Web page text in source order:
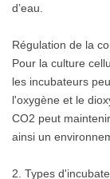
d’eau.
Régulation de la
Pour la culture
les incubateurs
l'oxygène et le
CO2 peut
ainsi un
2. Types